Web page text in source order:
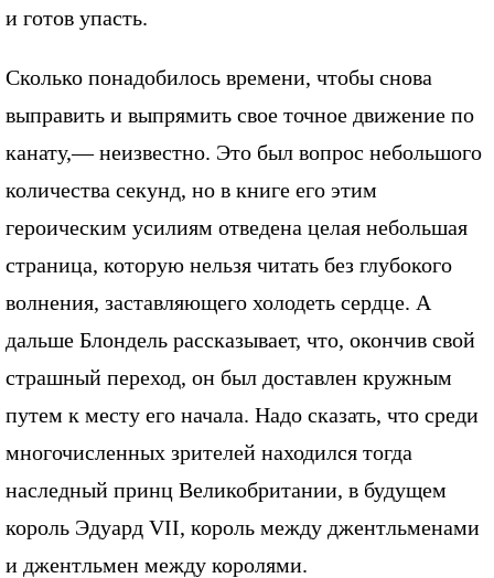
и готов упасть.
Сколько понадобилось времени, чтобы снова
выправить и выпрямить свое точное движение по
канату,— неизвестно. Это был вопрос небольшого
количества секунд, но в книге его этим
героическим усилиям отведена целая небольшая
страница, которую нельзя читать без глубокого
волнения, заставляющего холодеть сердце. А
дальше Блондель рассказывает, что, окончив свой
страшный переход, он был доставлен кружным
путем к месту его начала. Надо сказать, что среди
многочисленных зрителей находился тогда
наследный принц Великобритании, в будущем
король Эдуард VII, король между джентльменами
и джентльмен между королями.